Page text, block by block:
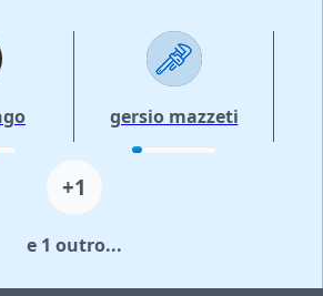
gersio mazzeti
+1
e 1 outro...